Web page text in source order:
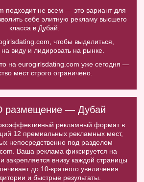
подходит не всем — это вариант для
себе элитную рекламу высшего
класса в Дубай.
чтобы выделиться,
на виду и лидировать на рынке.
на eurogirlsdating.com уже сегодня —
мест строго ограничено.
размещение — Дубай
рекламный формат в
12 премиальных рекламных мест,
непосредственно под разделом
Ваша реклама фиксируется на
закрепляется внизу каждой страницы
до 10-кратного увеличения
и быстрые результаты.